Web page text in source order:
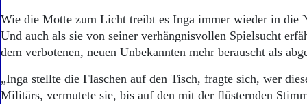
Start
Wer wir sind
Abonnenten-Login
Abonnent werden
Wie die Motte zum Licht treibt es Inga immer wieder in die
Und auch als sie von seiner verhängnisvollen Spielsucht
dem verbotenen, neuen Unbekannten mehr berauscht als
„Inga stellte die Flaschen auf den Tisch, fragte sich, wer
Militärs, vermutete sie, bis auf den mit der flüsternden